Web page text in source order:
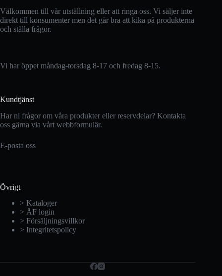
Välkommen till vår utställning eller att ringa oss. Vi säljer inte
direkt till konsumenter men det går bra att kika på produkterna
och ställa frågor.
Vi har öppet måndag-torsdag 8-17 och fredag 8-15.
Kundtjänst
Har ni frågor om våra produkter eller reservdelar? Kontakta
oss gärna via vårt webbformulär.
E-posta oss
Övrigt
> Kataloger
> ÅF login
> Försäljningsvillkor
> Integritetspolicy